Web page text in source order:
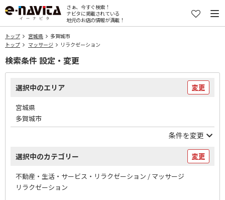
さぁ、今すぐ検索！
ナビタに掲載されている
地元のお店の情報が満載！
トップ 宮城県
多賀城市
トップ
マッサージ リラクゼーション
検索条件 設定・変更
選択中のエリア 変更
宮城県
多賀城市
条件を変更
選択中のカテゴリー 変更
不動産・生活・サービス・リラクゼーション / マッサージ
リラクゼーション